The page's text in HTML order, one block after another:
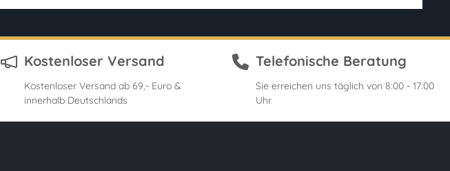
Kostenloser Versand
Kostenloser Versand ab 69,- Euro &
innerhalb Deutschlands
Telefonische Beratung
Sie erreichen uns täglich von 8:00 - 17:00
Uhr